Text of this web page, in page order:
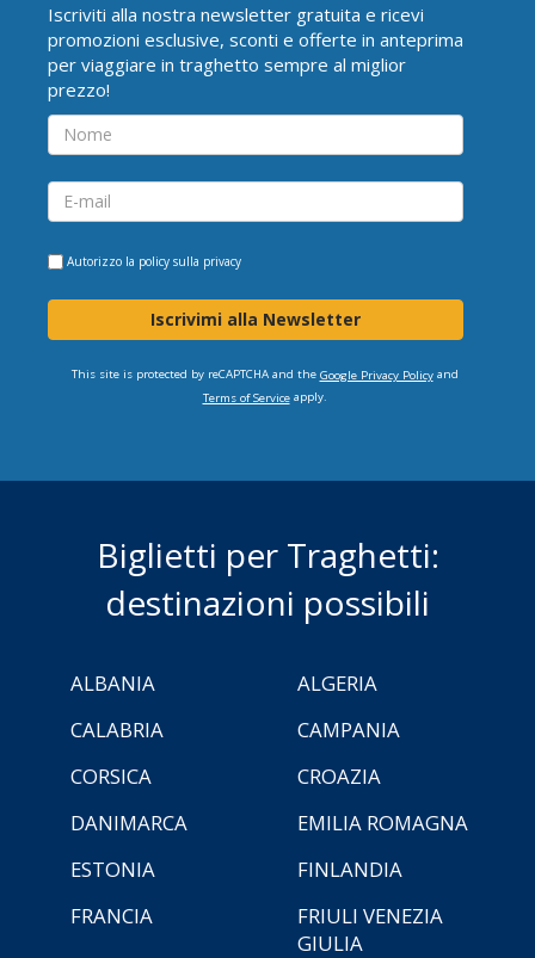
Iscriviti alla nostra newsletter gratuita e ricevi
promozioni esclusive, sconti e offerte in anteprima
per viaggiare in traghetto sempre al miglior
prezzo!
Autorizzo la policy sulla privacy
Iscrivimi alla Newsletter
This site is protected by reCAPTCHA and the Google Privacy Policyand
Terms of Serviceapply.
Biglietti per Traghetti:
destinazioni possibili
ALBANIA
ALGERIA
CALABRIA
CAMPANIA
CORSICA
CROAZIA
DANIMARCA
EMILIA ROMAGNA
ESTONIA
FINLANDIA
FRANCIA
FRIULI VENEZIA
GIULIA